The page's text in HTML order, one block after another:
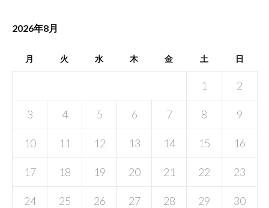
2026年8月
月 火 水 木 金 土 日
1 2
3 4 5 6 7 8 9
10 11 12 13 14 15 16
17 18 19 20 21 22 23
24 25 26 27 28 29 30